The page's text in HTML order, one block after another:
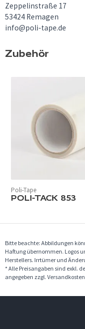
Zeppelinstraße 17
53424 Remagen
info@poli-tape.de
Zubehör
Poli-Tape
POLI-TACK 853
Bitte beachte: Abbildungen
Haftung übernommen. Logos
Herstellers. Irrtümer und
* Alle Preisangaben sind exkl.
angegeben zzgl.